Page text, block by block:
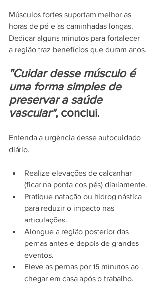
Músculos fortes suportam melhor as
horas de pé e as caminhadas longas.
Dedicar alguns minutos para fortalecer
a região traz benefícios que duram anos.
"Cuidar desse músculo é
uma forma simples de
preservar a saúde
vascular", conclui.
Entenda a urgência desse autocuidado
diário.
Realize elevações de calcanhar
(ficar na ponta dos pés) diariamente.
Pratique natação ou hidroginástica
para reduzir o impacto nas
articulações.
Alongue a região posterior das
pernas antes e depois de grandes
eventos.
Eleve as pernas por 15 minutos ao
chegar em casa após o trabalho.